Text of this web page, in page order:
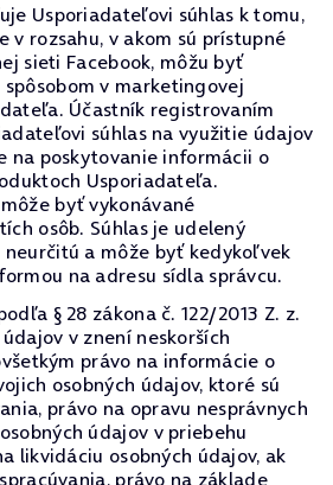
Usporiadateľovi súhlas k tomu,
v rozsahu, v akom sú prístupné
sieti Facebook, môžu byť
v marketingovej
Účastník registrovaním
súhlas na využitie údajov
na poskytovanie informácii o
Usporiadateľa.
byť vykonávané
osôb. Súhlas je udelený
a môže byť kedykoľvek
na adresu sídla správcu.
§ 28 zákona č. 122/2013 Z. z.
v znení neskorších
právo na informácie o
osobných údajov, ktoré sú
právo na opravu nesprávnych
údajov v priebehu
likvidáciu osobných údajov, ak
právo na základe